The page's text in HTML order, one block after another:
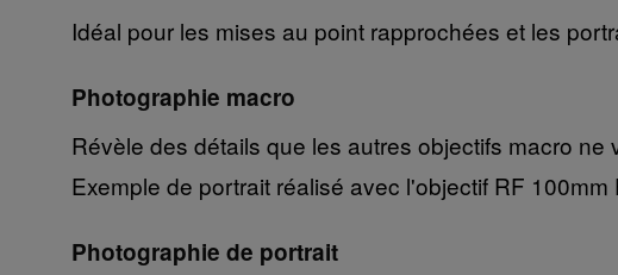
Idéal pour les mises au point rapprochées et les
Photographie macro
Révèle des détails que les autres objectifs macro
Exemple de portrait réalisé avec l'objectif RF
Photographie de portrait